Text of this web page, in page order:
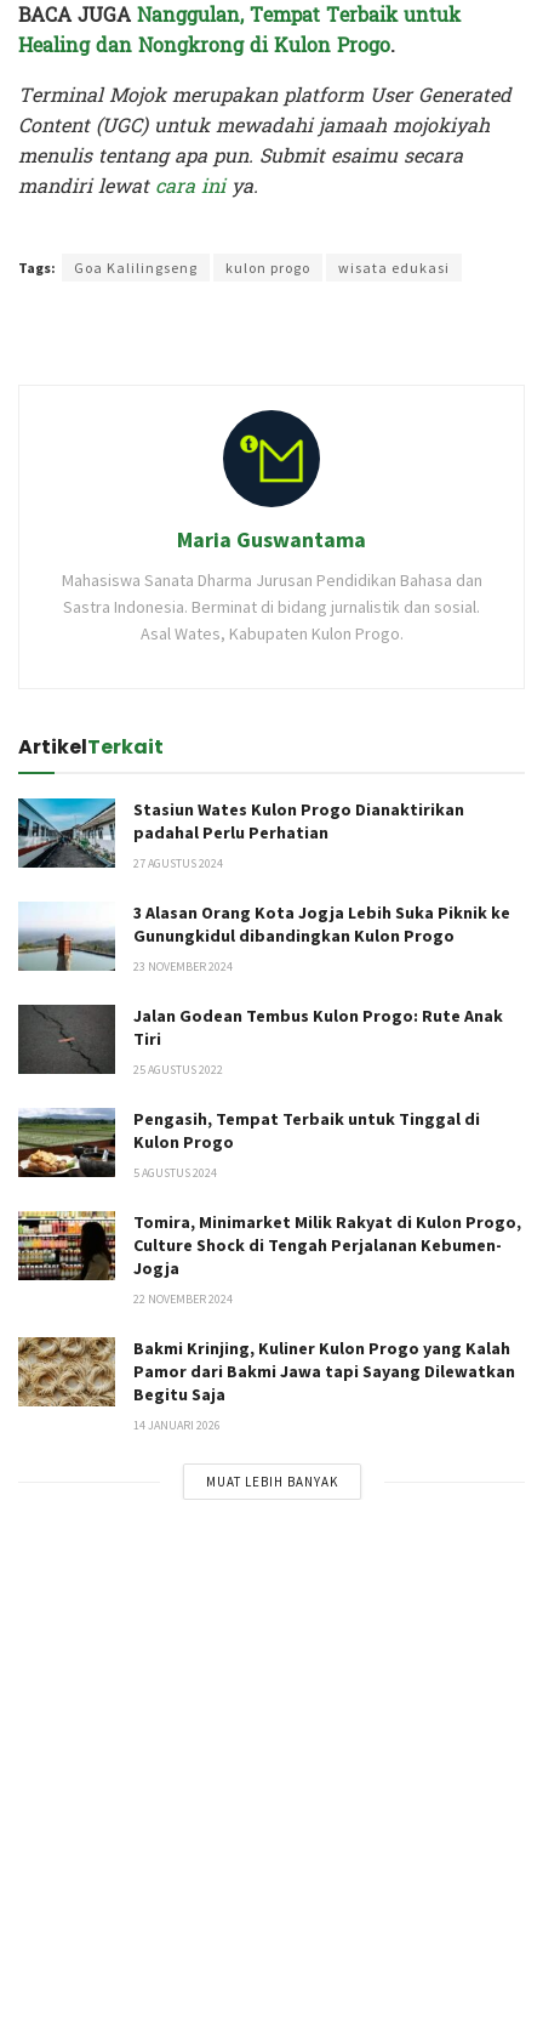
BACA JUGANanggulan, Tempat Terbaik untuk
Healing dan Nongkrong di Kulon Progo.
Terminal Mojok merupakan platform User Generated
Content (UGC) untuk mewadahi jamaah mojokiyah
menulis tentang apa pun. Submit esaimu secara
mandiri lewatcara iniya.
Tags: Goa Kalilingseng kulon progo wisata edukasi
Maria Guswantama
Mahasiswa Sanata Dharma Jurusan Pendidikan Bahasa dan
Sastra Indonesia. Berminat di bidang jurnalistik dan sosial.
Asal Wates, Kabupaten Kulon Progo.
ArtikelTerkait
Stasiun Wates Kulon Progo Dianaktirikan
padahal Perlu Perhatian
27 AGUSTUS 2024
3 Alasan Orang Kota Jogja Lebih Suka Piknik ke
Gunungkidul dibandingkan Kulon Progo
23 NOVEMBER 2024
Jalan Godean Tembus Kulon Progo: Rute Anak
Tiri
25 AGUSTUS 2022
Pengasih, Tempat Terbaik untuk Tinggal di
Kulon Progo
5 AGUSTUS 2024
Tomira, Minimarket Milik Rakyat di Kulon Progo,
Culture Shock di Tengah Perjalanan Kebumen-
Jogja
22 NOVEMBER 2024
Bakmi Krinjing, Kuliner Kulon Progo yang Kalah
Pamor dari Bakmi Jawa tapi Sayang Dilewatkan
Begitu Saja
14 JANUARI 2026
MUAT LEBIH BANYAK